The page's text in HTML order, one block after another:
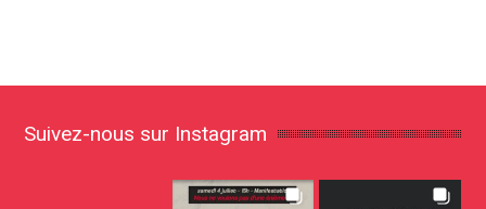
Suivez-nous sur Instagram